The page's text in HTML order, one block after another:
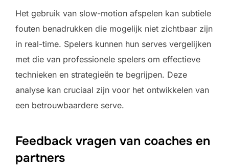
Het gebruik van slow-motion afspelen kan subtiele
fouten benadrukken die mogelijk niet zichtbaar zijn
in real-time. Spelers kunnen hun serves vergelijken
met die van professionele spelers om effectieve
technieken en strategieën te begrijpen. Deze
analyse kan cruciaal zijn voor het ontwikkelen van
een betrouwbaardere serve.
Feedback vragen van coaches en
partners